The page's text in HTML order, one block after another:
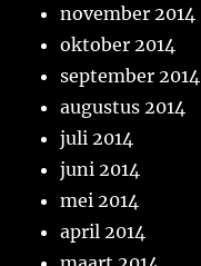
november 2014
oktober 2014
september 2014
augustus 2014
juli 2014
juni 2014
mei 2014
april 2014